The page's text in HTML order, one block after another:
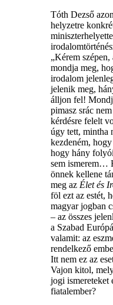
Tóth Dezső
helyzetre
„Kérem
mondja meg,
irodalom
jelenik meg,
álljon fel!
pimasz srác
kérdésre felelt
úgy tett, mintha
kezdeném,
hogy hány
sem ismerem…
önnek kellene
meg az Élet és
föl ezt az estét,
magyar jogban
– az összes
a Szabad
valamit: az
rendelkező
Itt nem ez az
Vajon kitol,
jogi ismereteket
fiatalember?